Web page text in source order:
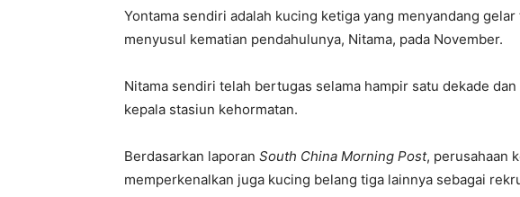
Yontama sendiri adalah kucing ketiga yang menyandang
menyusul kematian pendahulunya, Nitama, pada November.
Nitama sendiri telah bertugas selama hampir satu dekade
kepala stasiun kehormatan.
Berdasarkan laporan South China Morning Post, perusahaan
memperkenalkan juga kucing belang tiga lainnya sebagai